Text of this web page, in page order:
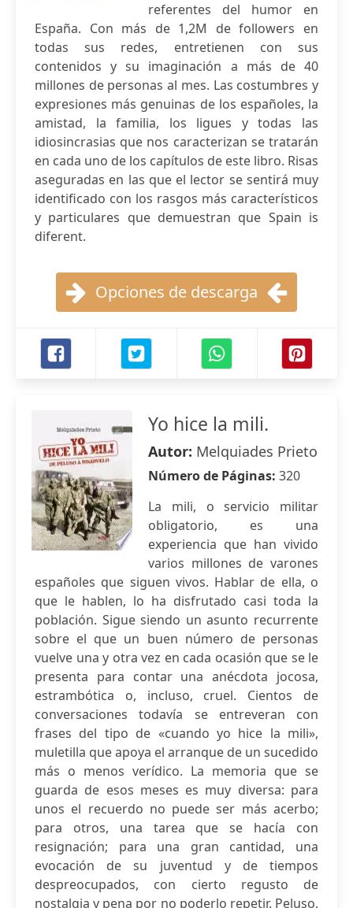
referentes del humor en
España. Con más de 1,2M de followers en
todas sus redes, entretienen con sus
contenidos y su imaginación a más de 40
millones de personas al mes. Las costumbres y
expresiones más genuinas de los españoles, la
amistad, la familia, los ligues y todas las
idiosincrasias que nos caracterizan se tratarán
en cada uno de los capítulos de este libro. Risas
aseguradas en las que el lector se sentirá muy
identificado con los rasgos más característicos
y particulares que demuestran que Spain is
diferent.
Opciones de descarga
Yo hice la mili.
Autor: Melquiades Prieto
Número de Páginas: 320
La mili, o servicio militar
obligatorio, es una
experiencia que han vivido
varios millones de varones
españoles que siguen vivos. Hablar de ella, o
que le hablen, lo ha disfrutado casi toda la
población. Sigue siendo un asunto recurrente
sobre el que un buen número de personas
vuelve una y otra vez en cada ocasión que se le
presenta para contar una anécdota jocosa,
estrambótica o, incluso, cruel. Cientos de
conversaciones todavía se entreveran con
frases del tipo de «cuando yo hice la mili»,
muletilla que apoya el arranque de un sucedido
más o menos verídico. La memoria que se
guarda de esos meses es muy diversa: para
unos el recuerdo no puede ser más acerbo;
para otros, una tarea que se hacía con
resignación; para una gran cantidad, una
evocación de su juventud y de tiempos
despreocupados, con cierto regusto de
nostalgia y pena por no poderlo repetir. Peluso,